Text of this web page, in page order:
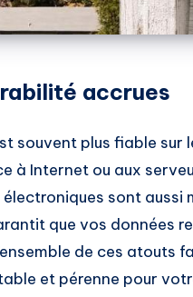
accrues
souvent plus fiable sur
à Internet ou aux
sont aussi
que vos données
de ces atouts
et pérenne pour